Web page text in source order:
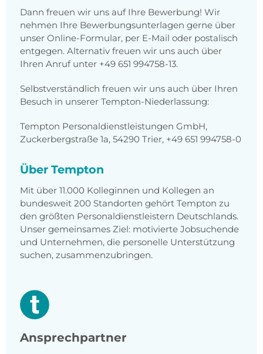
Dann freuen wir uns auf Ihre Bewerbung! Wir
nehmen Ihre Bewerbungsunterlagen gerne über
unser Online-Formular, per E-Mail oder postalisch
entgegen. Alternativ freuen wir uns auch über
Ihren Anruf unter +49 651 994758-13.
Selbstverständlich freuen wir uns auch über Ihren
Besuch in unserer Tempton-Niederlassung:
Tempton Personaldienstleistungen GmbH,
Zuckerbergstraße 1a, 54290 Trier, +49 651 994758-0
Über Tempton
Mit über 11.000 Kolleginnen und Kollegen an
bundesweit 200 Standorten gehört Tempton zu
den größten Personaldienstleistern Deutschlands.
Unser gemeinsames Ziel: motivierte Jobsuchende
und Unternehmen, die personelle Unterstützung
suchen, zusammenzubringen.
Ansprechpartner